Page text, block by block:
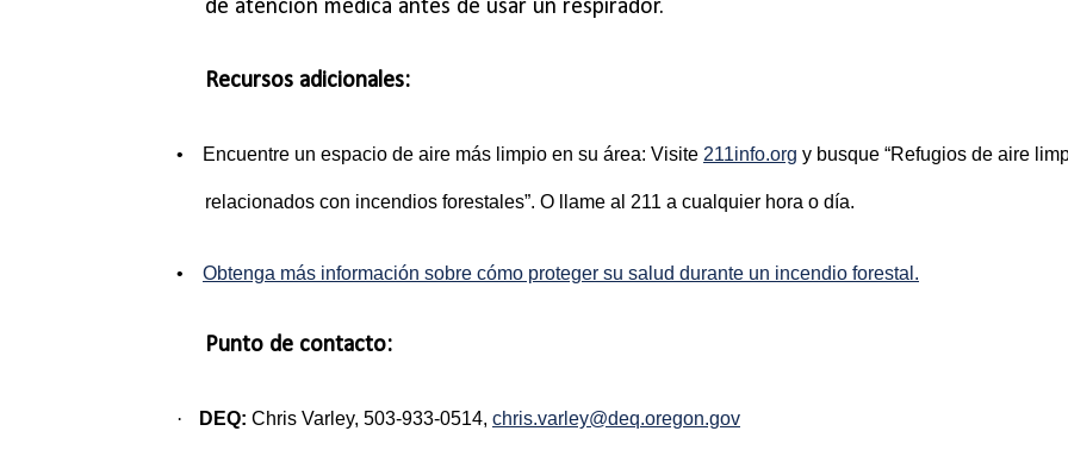
de atención médica antes de usar un respirador.
Recursos adicionales:
• Encuentre un espacio de aire más limpio en su área: Visite 211info.org y busque “Refugios de aire
relacionados con incendios forestales”. O llame al 211 a cualquier hora o día.
• Obtenga más información sobre cómo proteger su salud durante un incendio forestal.
Punto de contacto:
· DEQ: Chris Varley, 503-933-0514, chris.varley@deq.oregon.gov